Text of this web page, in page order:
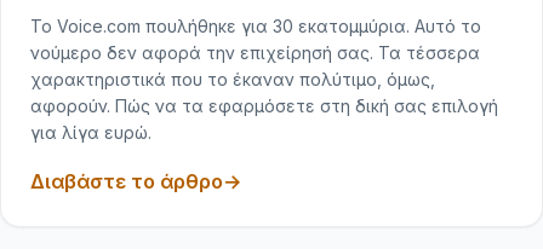
Το Voice.com πουλήθηκε για 30 εκατομμύρια. Αυτό το
νούμερο δεν αφορά την επιχείρησή σας. Τα τέσσερα
χαρακτηριστικά που το έκαναν πολύτιμο, όμως,
αφορούν. Πώς να τα εφαρμόσετε στη δική σας επιλογή
για λίγα ευρώ.
Διαβάστε το άρθρο